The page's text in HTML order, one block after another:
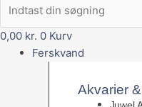
0,00 kr. 0 Kurv
Ferskvand
Akvarier